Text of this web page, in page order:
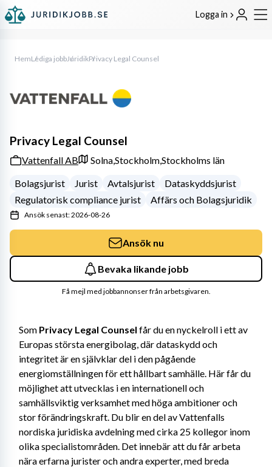
Logga in
HemLediga jobbJuridikPrivacy Legal Counsel
Som Privacy Legal Counsel får du en nyckelroll i ett av
Europas största energibolag, där dataskydd och
integritet är en självklar del i den pågående
energiomställningen för ett hållbart samhälle. Här får du
möjlighet att utvecklas i en internationell och
samhällsviktig verksamhet med höga ambitioner och
stor förändringskraft. Du blir en del av Vattenfalls
nordiska juridiska avdelning med cirka 25 kollegor inom
olika specialistområden. Det innebär att du får arbeta
nära erfarna jurister och andra experter, med breda
Privacy Legal Counsel
Vattenfall AB Solna,Stockholm,Stockholms län
Bolagsjurist
Jurist Avtalsjurist
Dataskyddsjurist
Regulatorisk compliance jurist
Affärs och Bolagsjuridik
Ansök senast: 2026-08-26
Ansök nu
Bevaka likande jobb
Få mejl med jobbannonser från arbetsgivaren.